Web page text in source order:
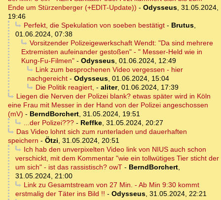
Ende um Stürzenberger (+EDIT-Update)) - Odysseus, 31.05.2024,
19:46
Perfekt, die Spekulation von soeben bestätigt- Brutus,
01.06.2024, 07:38
Vorsitzender Polizeigewerkschaft Wendt: "Da sind mehrere
Extremisten aufeinander gestoßen" - " Messer-Held wie in
Kung-Fu-Filmen" - Odysseus, 01.06.2024, 12:49
Link zum besprochenen Video vergessen - hier
nachgereicht - Odysseus, 01.06.2024, 15:04
Die Politik reagiert, - aliter, 01.06.2024, 17:39
Liegen die Nerven der Polizei blank? etwas später wird in Köln
eine Frau mit Messer in der Hand von der Polizei angeschossen
(mV) - BerndBorchert, 31.05.2024, 19:51
...der Polizei???- Reffke, 31.05.2024, 20:27
Das Video lohnt sich zum runterladen und dauerhaften
speichern - Ötzi, 31.05.2024, 20:51
Ich hab den unverpixelten Video link von NIUS auch schon
verschickt, mit dem Kommentar "wie ein tollwütiges Tier sticht der
um sich" - ist das rassistisch? owT - BerndBorchert,
31.05.2024, 21:00
Link zu Gesamtstream von 27 Min. - Ab Min 9:30 kommt
erstmalig der Täter ins Bild !! - Odysseus, 31.05.2024, 22:21